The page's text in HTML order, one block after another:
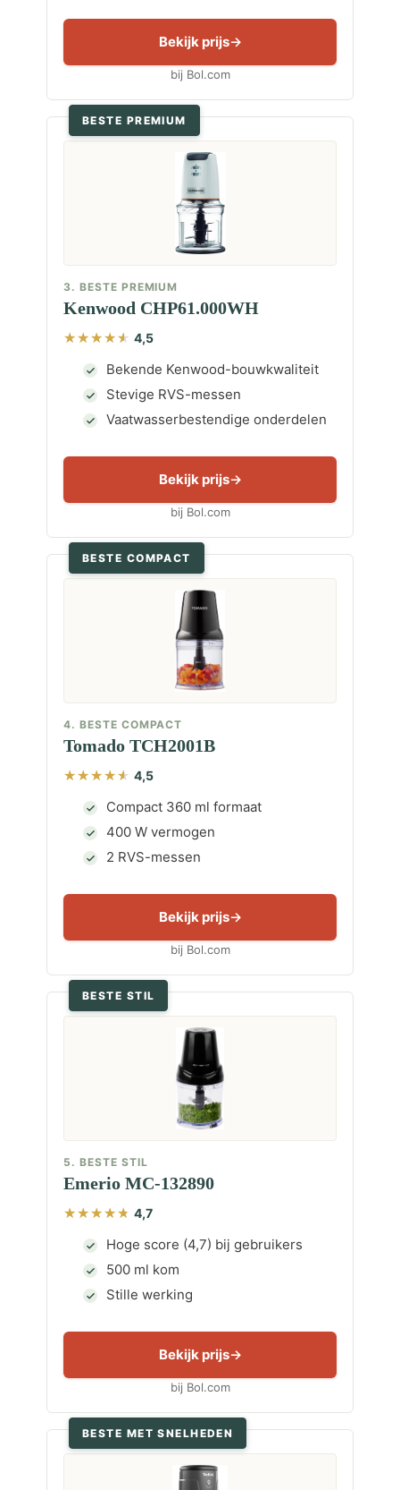
Bekijk prijs
bij Bol.com
BESTE PREMIUM
3. BESTE PREMIUM
Kenwood CHP61.000WH
4,5
Bekende Kenwood-bouwkwaliteit
Stevige RVS-messen
Vaatwasserbestendige onderdelen
Bekijk prijs
bij Bol.com
BESTE COMPACT
4. BESTE COMPACT
Tomado TCH2001B
4,5
Compact 360 ml formaat
400 W vermogen
2 RVS-messen
Bekijk prijs
bij Bol.com
BESTE STIL
5. BESTE STIL
Emerio MC-132890
4,7
Hoge score (4,7) bij gebruikers
500 ml kom
Stille werking
Bekijk prijs
bij Bol.com
BESTE MET SNELHEDEN